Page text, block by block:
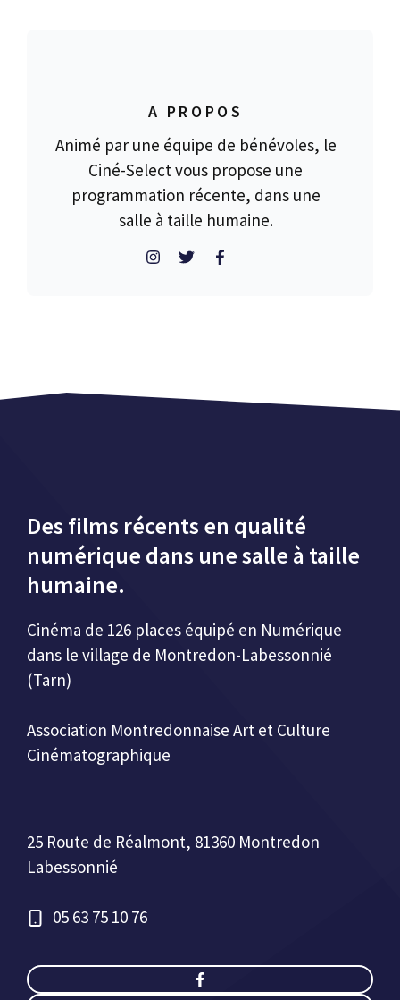
A PROPOS
Animé par une équipe de bénévoles, le
Ciné-Select vous propose une
programmation récente, dans une
salle à taille humaine.
Des films récents en qualité
numérique dans une salle à taille
humaine.
Cinéma de 126 places équipé en Numérique
dans le village de Montredon-Labessonnié
(Tarn)
Association Montredonnaise Art et Culture
Cinématographique
25 Route de Réalmont, 81360 Montredon
Labessonnié
05 63 75 10 76